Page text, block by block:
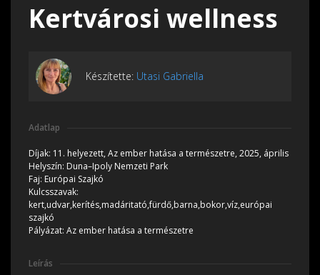
Kertvárosi wellness
Készítette: Utasi Gabriella
Adatlap
Díjak: 11. helyezett, Az ember hatása a természetre, 2025, április
Helyszín: Duna–Ipoly Nemzeti Park
Faj: Európai Szajkó
Kulcsszavak:
kert,udvar,kerítés,madáritató,fürdő,barna,bokor,víz,európai
szajkó
Pályázat: Az ember hatása a természetre
Leírás